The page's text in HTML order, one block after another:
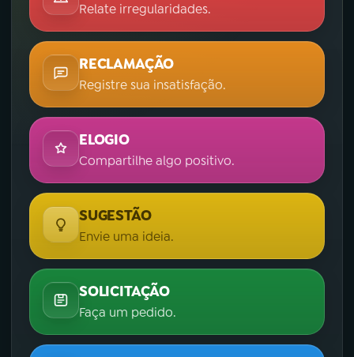
Relate irregularidades.
RECLAMAÇÃO
Registre sua insatisfação.
ELOGIO
Compartilhe algo positivo.
SUGESTÃO
Envie uma ideia.
SOLICITAÇÃO
Faça um pedido.